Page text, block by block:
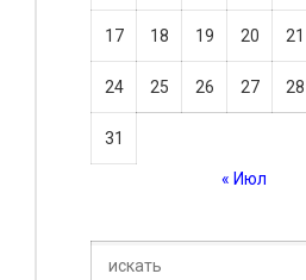
17 18 19 20 21
24 25 26 27 28
31
« Июл